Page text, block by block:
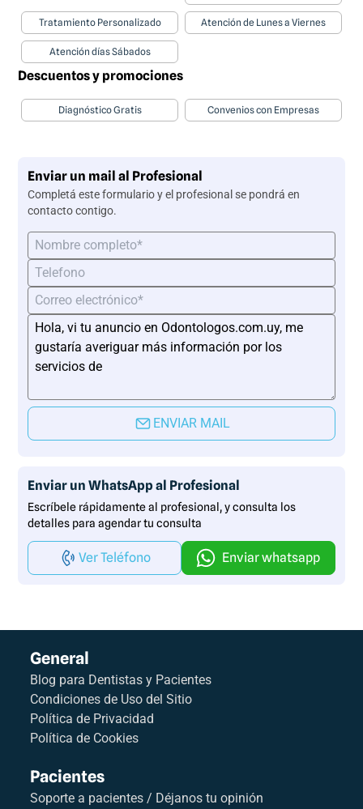
Tratamiento Personalizado Atención de Lunes a Viernes
Atención días Sábados
Descuentos y promociones
Diagnóstico Gratis Convenios con Empresas
Enviar un mail al Profesional
Completá este formulario y el profesional se pondrá en
contacto contigo.
ENVIAR MAIL
Enviar un WhatsApp al Profesional
Escríbele rápidamente al profesional, y consulta los
detalles para agendar tu consulta
Ver Teléfono Enviar whatsapp
General
Blog para Dentistas y Pacientes
Condiciones de Uso del Sitio
Política de Privacidad
Política de Cookies
Pacientes
Soporte a pacientes / Déjanos tu opinión